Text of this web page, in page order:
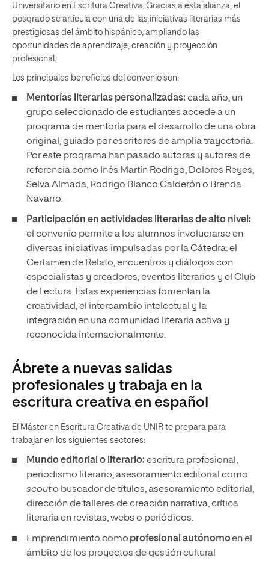
Universitario en Escritura Creativa. Gracias a esta alianza, el
posgrado se articula con una de las iniciativas literarias más
prestigiosas del ámbito hispánico, ampliando las
oportunidades de aprendizaje, creación y proyección
profesional.
Los principales beneficios del convenio son:
Mentorías literarias personalizadas: cada año, un
grupo seleccionado de estudiantes accede a un
programa de mentoría para el desarrollo de una obra
original, guiado por escritores de amplia trayectoria.
Por este programa han pasado autoras y autores de
referencia como Inés Martín Rodrigo, Dolores Reyes,
Selva Almada, Rodrigo Blanco Calderón o Brenda
Navarro.
Participación en actividades literarias de alto nivel:
el convenio permite a los alumnos involucrarse en
diversas iniciativas impulsadas por la Cátedra: el
Certamen de Relato, encuentros y diálogos con
especialistas y creadores, eventos literarios y el Club
de Lectura. Estas experiencias fomentan la
creatividad, el intercambio intelectual y la
integración en una comunidad literaria activa y
reconocida internacionalmente.
Ábrete a nuevas salidas
profesionales y trabaja en la
escritura creativa en español
El Máster en Escritura Creativa de UNIR te prepara para
trabajar en los siguientes sectores:
Mundo editorial o literario: escritura profesional,
periodismo literario, asesoramiento editorial como
scouto buscador de títulos, asesoramiento editorial,
dirección de talleres de creación narrativa, crítica
literaria en revistas, webs o periódicos.
Emprendimiento como profesional autónomoen el
ámbito de los proyectos de gestión cultural